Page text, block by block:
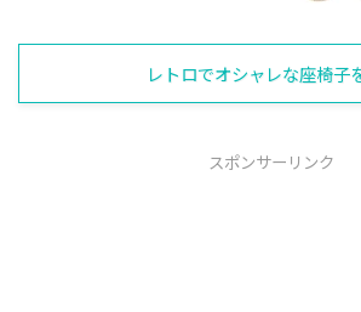
レトロでオシャレな座椅子
スポンサーリンク